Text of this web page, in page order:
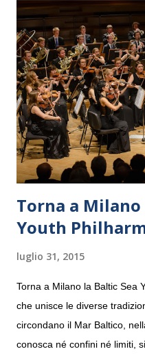
Torna a Milano
Youth
luglio 31, 2015
Torna a Milano la Baltic Sea
che unisce le diverse
circondano il Mar Baltico,
conosca né confini né limiti,